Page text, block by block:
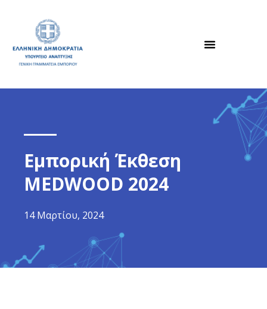
Εμπορική Έκθεση
MEDWOOD 2024
14 Μαρτίου, 2024